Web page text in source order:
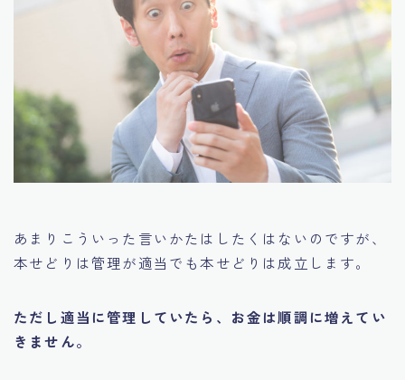
あまりこういった言いかたはしたくはないのですが、
本せどりは管理が適当でも本せどりは成立します。
ただし適当に管理していたら、お金は順調に増えてい
きません。